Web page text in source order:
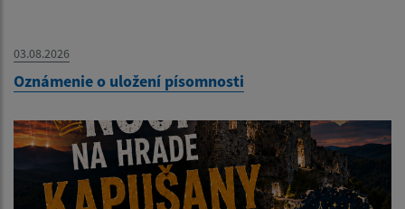
03.08.2026
Oznámenie o uložení písomnosti